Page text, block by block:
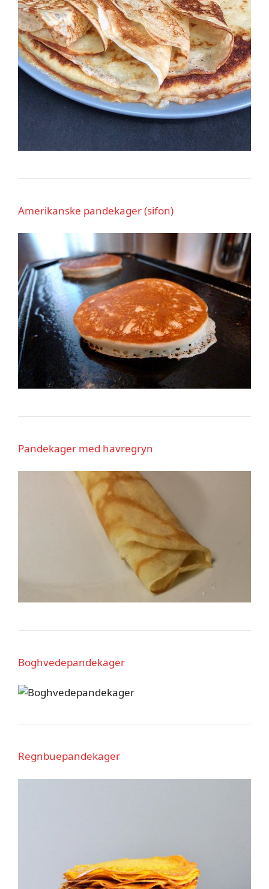
Amerikanske pandekager (sifon)
Pandekager med havregryn
Boghvedepandekager
Regnbuepandekager